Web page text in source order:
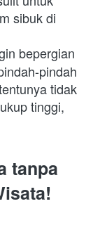
sibuk di
bepergian
pindah
tidak
tinggi,
tanpa